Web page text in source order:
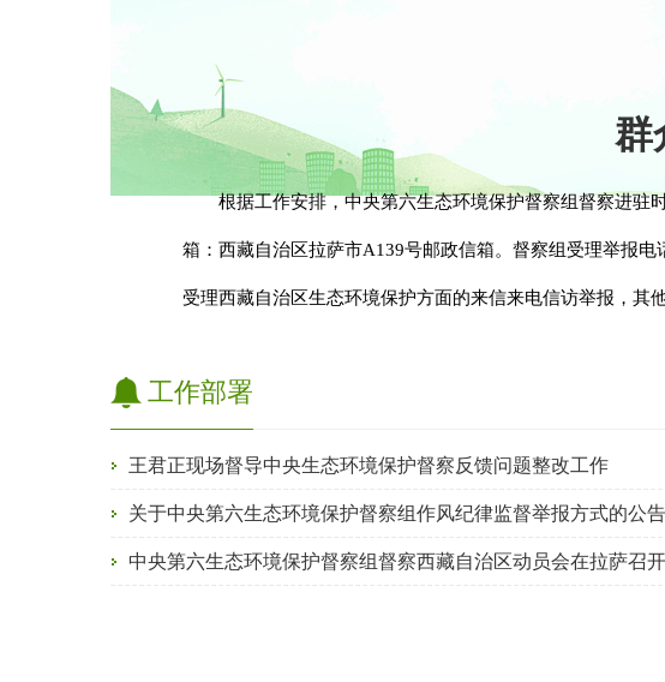
群
根据工作安排，中央第六生态环境保护督察组督察进驻
箱：西藏自治区拉萨市A139号邮政信箱。督察组受理举报
受理西藏自治区生态环境保护方面的来信来电信访举报，其
工作部署
王君正现场督导中央生态环境保护督察反馈问题整改工作
关于中央第六生态环境保护督察组作风纪律监督举报方式的公告
中央第六生态环境保护督察组督察西藏自治区动员会在拉萨召开